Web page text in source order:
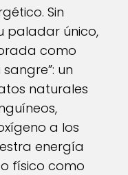
Sin
paladar único,
como
un
naturales
a los
energía
físico como